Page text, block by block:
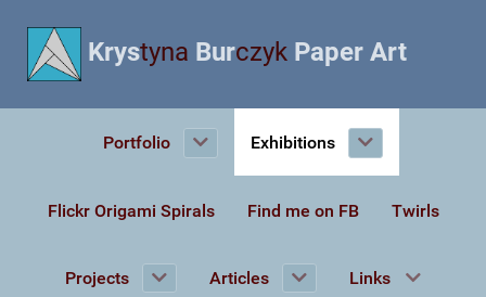
Krystyna Burczyk Paper Art
Portfolio Exhibitions
Flickr Origami Spirals Find me on FB Twirls
Projects Articles Links